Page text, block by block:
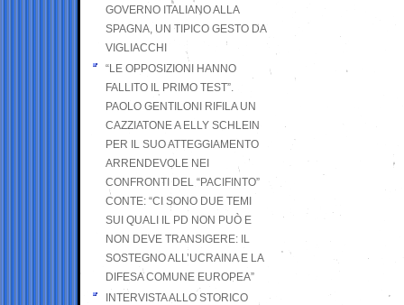
GOVERNO ITALIANO ALLA
SPAGNA, UN TIPICO GESTO DA
VIGLIACCHI
“LE OPPOSIZIONI HANNO
FALLITO IL PRIMO TEST”.
PAOLO GENTILONI RIFILA UN
CAZZIATONE A ELLY SCHLEIN
PER IL SUO ATTEGGIAMENTO
ARRENDEVOLE NEI
CONFRONTI DEL “PACIFINTO”
CONTE: “CI SONO DUE TEMI
SUI QUALI IL PD NON PUÒ E
NON DEVE TRANSIGERE: IL
SOSTEGNO ALL’UCRAINA E LA
DIFESA COMUNE EUROPEA”
INTERVISTA ALLO STORICO